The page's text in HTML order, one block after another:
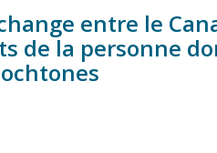
entre le
de la personne